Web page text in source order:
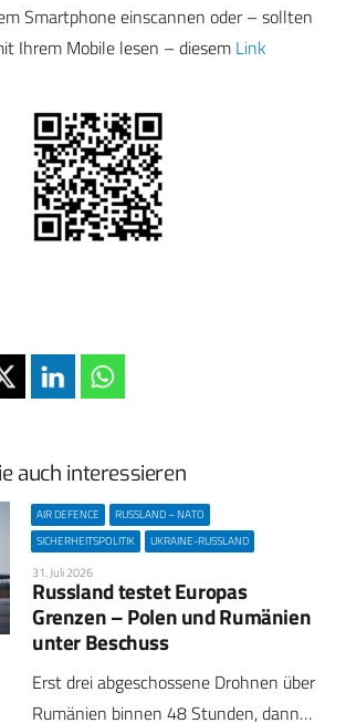
Smartphone einscannen oder – sollten
Ihrem Mobile lesen – diesem Link
auch interessieren
AIR DEFENCE
RUSSLAND – NATO
SICHERHEITSPOLITIK
UKRAINE-RUSSLAND
31. Juli 2026
Russland testet Europas
Grenzen – Polen und Rumänien
unter Beschuss
Erst drei abgeschossene Drohnen über
Rumänien binnen 48 Stunden, dann…